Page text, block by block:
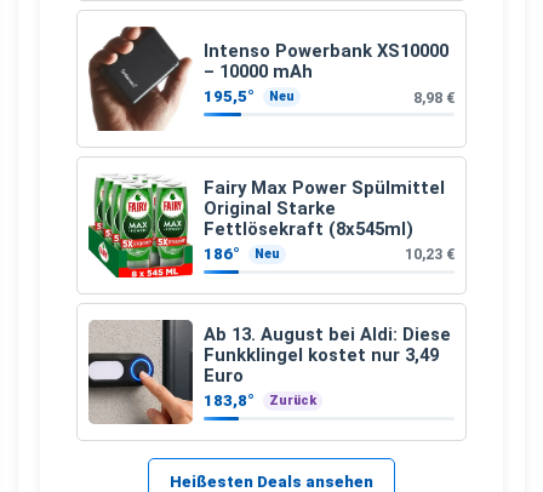
Intenso Powerbank XS10000
– 10000 mAh
195,5° Neu 8,98 €
Fairy Max Power Spülmittel
Original Starke
Fettlösekraft (8x545ml)
186° Neu 10,23 €
Ab 13. August bei Aldi: Diese
Funkklingel kostet nur 3,49
Euro
183,8° Zurück
Heißesten Deals ansehen